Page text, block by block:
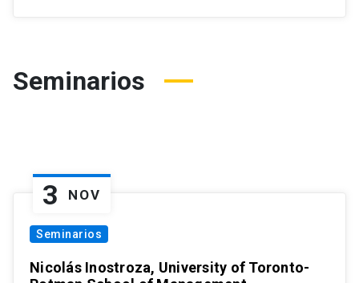
Seminarios
3 NOV
Seminarios
Nicolás Inostroza, University of Toronto-